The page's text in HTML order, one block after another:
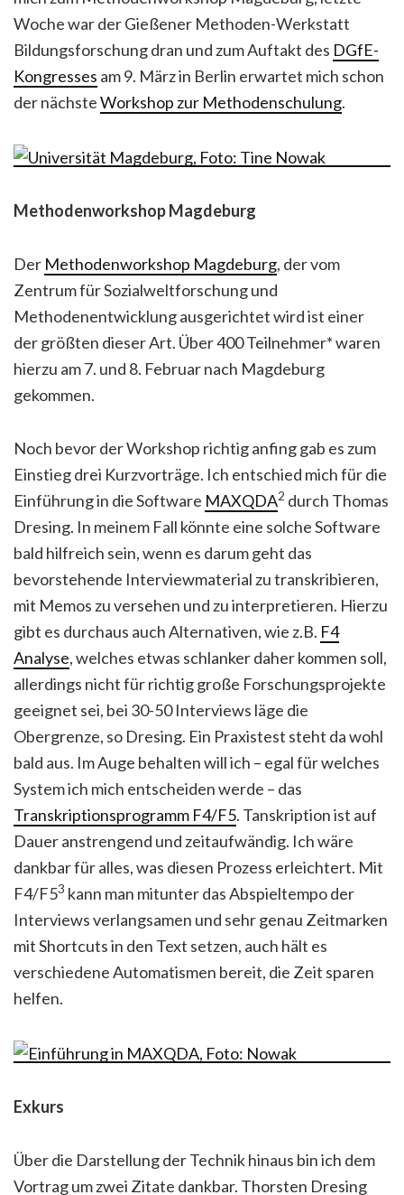
Woche war der Gießener Methoden-Werkstatt
Bildungsforschung dran und zum Auftakt des DGfE-
Kongresses am 9. März in Berlin erwartet mich schon
der nächsteWorkshop zur Methodenschulung.
Methodenworkshop Magdeburg
Der Methodenworkshop Magdeburg, der vom
Zentrum für Sozialweltforschung und
Methodenentwicklung ausgerichtet wird ist einer
der größten dieser Art. Über 400 Teilnehmer* waren
hierzu am 7. und 8. Februar nach Magdeburg
gekommen.
Noch bevor der Workshop richtig anfing gab es zum
Einstieg drei Kurzvorträge. Ich entschied mich für die
Einführung in die Software MAXQDA2 durch Thomas
Dresing. In meinem Fall könnte eine solche Software
bald hilfreich sein, wenn es darum geht das
bevorstehende Interviewmaterial zu transkribieren,
mit Memos zu versehen und zu interpretieren. Hierzu
gibt es durchaus auch Alternativen, wie z.B. F4
Analyse, welches etwas schlanker daher kommen soll,
allerdings nicht für richtig große Forschungsprojekte
geeignet sei, bei 30-50 Interviews läge die
Obergrenze, so Dresing. Ein Praxistest steht da wohl
bald aus. Im Auge behalten will ich – egal für welches
System ich mich entscheiden werde – das
Transkriptionsprogramm F4/F5. Tanskription ist auf
Dauer anstrengend und zeitaufwändig. Ich wäre
dankbar für alles, was diesen Prozess erleichtert. Mit
F4/F53 kann man mitunter das Abspieltempo der
Interviews verlangsamen und sehr genau Zeitmarken
mit Shortcuts in den Text setzen, auch hält es
verschiedene Automatismen bereit, die Zeit sparen
helfen.
Exkurs
Über die Darstellung der Technik hinaus bin ich dem
Vortrag um zwei Zitate dankbar. Thorsten Dresing